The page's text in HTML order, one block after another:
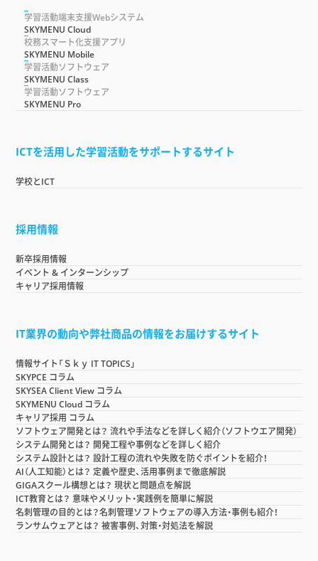
学習活動端末支援Webシステム
SKYMENU Cloud
校務スマート化支援アプリ
SKYMENU Mobile
学習活動ソフトウェア
SKYMENU Class
学習活動ソフトウェア
SKYMENU Pro
ICTを活用した学習活動をサポートするサイト
学校とICT
採用情報
新卒採用情報
イベント & インターンシップ
キャリア採用情報
IT業界の動向や弊社商品の情報をお届けするサイト
情報サイト「Ｓｋｙ IT TOPICS」
SKYPCE コラム
SKYSEA Client View コラム
SKYMENU Cloud コラム
キャリア採用 コラム
ソフトウェア開発とは？ 流れや手法などを詳しく紹介（ソフトウエア開発）
システム開発とは？ 開発工程や事例などを詳しく紹介
システム設計とは？ 設計工程の流れや失敗を防ぐポイントを紹介！
AI（人工知能）とは？ 定義や歴史、活用事例まで徹底解説
GIGAスクール構想とは？ 現状と問題点を解説
ICT教育とは？ 意味やメリット・実践例を簡単に解説
名刺管理の目的とは？名刺管理ソフトウェアの導入方法・事例も紹介！
ランサムウェアとは？ 被害事例、対策・対処法を解説